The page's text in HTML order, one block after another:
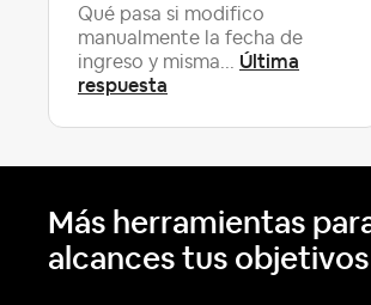
Qué pasa si modifico
manualmente la fecha de
ingreso y misma... Última
respuesta
Más herramientas
alcances tus objetivos